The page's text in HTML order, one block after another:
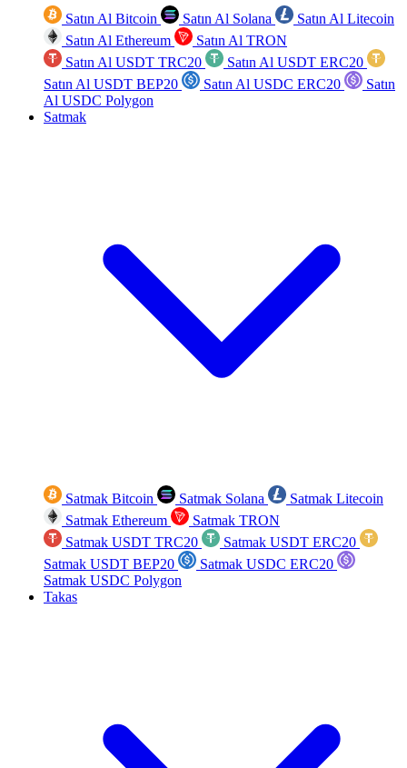
Satın Al Bitcoin Satın Al Solana
Satın Al Litecoin
Satın Al Ethereum
Satın Al TRON
Satın Al USDT TRC20
Satın Al USDT ERC20
Satın Al USDT BEP20
Satın Al USDC ERC20
Satın
Al USDC Polygon
Satmak
Satmak Bitcoin Satmak Solana
Satmak Litecoin
Satmak Ethereum
Satmak TRON
Satmak USDT TRC20
Satmak USDT ERC20
Satmak USDT BEP20
Satmak USDC ERC20
Satmak USDC Polygon
Takas